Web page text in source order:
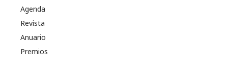
Agenda
Revista
Anuario
Premios